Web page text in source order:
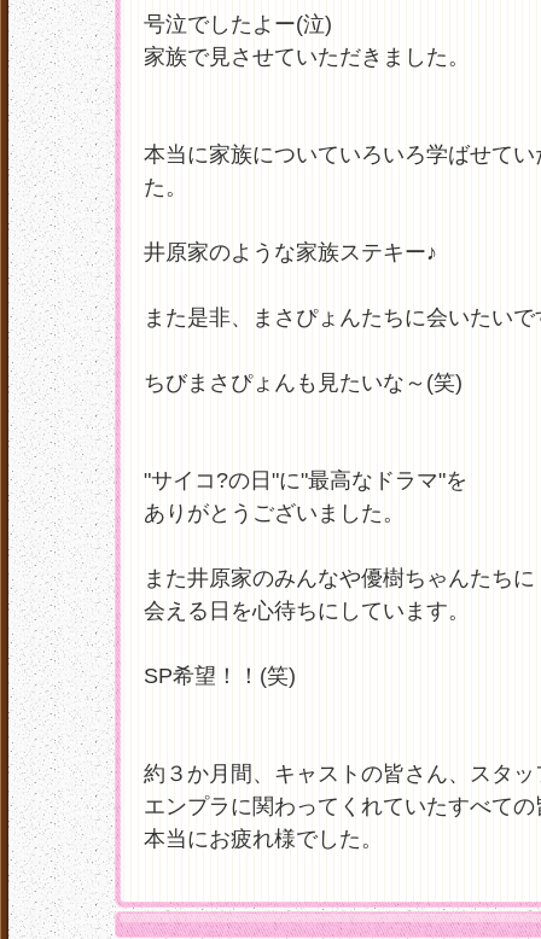
号泣でしたよー(泣)
家族で見させていただきました。
本当に家族についていろいろ学ばせて
た。
井原家のような家族ステキー♪
また是非、まさぴょんたちに会いたいで
ちびまさぴょんも見たいな～(笑)
"サイコ?の日"に"最高なドラマ"を
ありがとうございました。
また井原家のみんなや優樹ちゃんたちに
会える日を心待ちにしています。
SP希望！！(笑)
約３か月間、キャストの皆さん、スタ
エンプラに関わってくれていたすべての
本当にお疲れ様でした。